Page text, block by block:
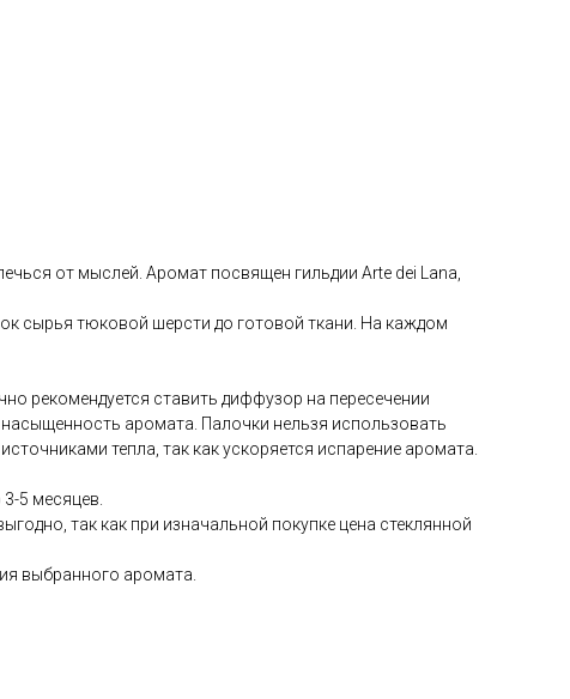
от мыслей. Аромат посвящен гильдии Arte dei Lana,
сырья тюковой шерсти до готовой ткани. На каждом
рекомендуется ставить диффузор на пересечении
аромата. Палочки нельзя использовать
тепла, так как ускоряется испарение аромата.
5 месяцев.
так как при изначальной покупке цена стеклянной
выбранного аромата.